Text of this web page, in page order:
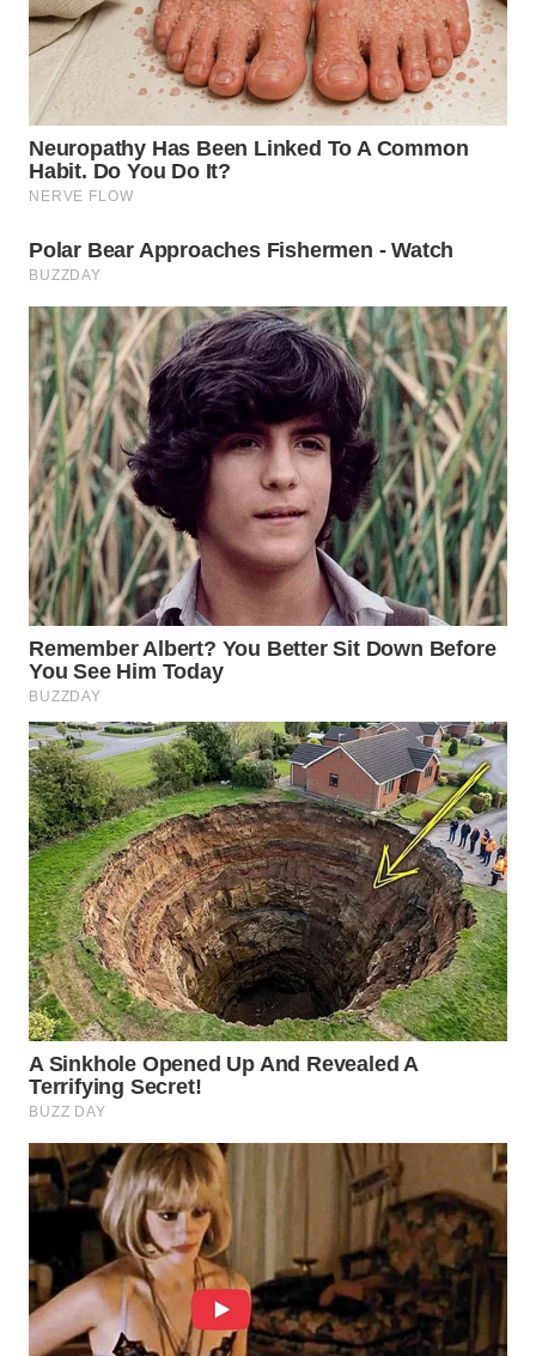
UTARA
WN
SAMOSIR
WN
PADANG
WN
WN
CIANJUR
WN
KEPULAUAN
SERIBU
WN
TANGERANG
WN
BINJAI
WN
CIREBON
WN
INDRAMAYU
WN
KUNINGAN
WN
MAJALENGKA
WN
SUBANG
WN
SUKABUMI
WN
PURWAKARTA